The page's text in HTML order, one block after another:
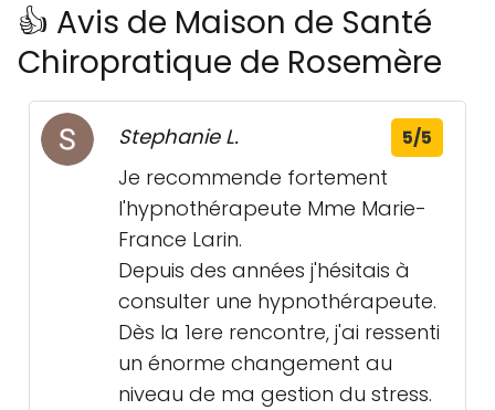
👍 Avis de Maison de Santé
Chiropratique de Rosemère
Stephanie L. 5/5
Je recommende fortement
l'hypnothérapeute Mme Marie-
France Larin.
Depuis des années j'hésitais à
consulter une hypnothérapeute.
Dès la 1ere rencontre, j'ai ressenti
un énorme changement au
niveau de ma gestion du stress.